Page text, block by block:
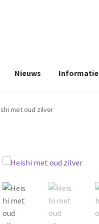
Nieuws Informatie
met oud zilver